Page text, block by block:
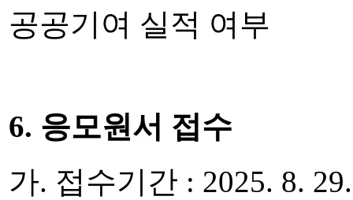
공공기여 실적 여부
6. 응모원서 접수
가. 접수기간 : 2025. 8.